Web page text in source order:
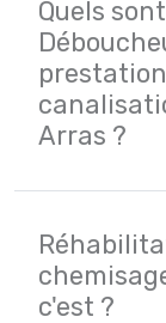
Quels
Arras ?
c'est ?